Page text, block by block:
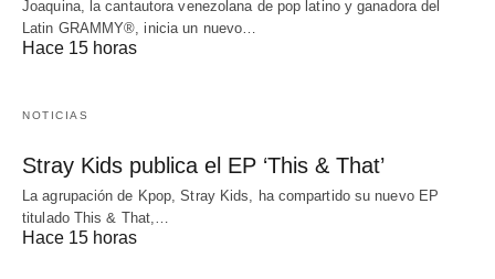
Joaquina, la cantautora venezolana de pop latino y ganadora del
Latin GRAMMY®, inicia un nuevo…
Hace 15 horas
NOTICIAS
Stray Kids publica el EP ‘This & That’
La agrupación de Kpop, Stray Kids, ha compartido su nuevo EP
titulado This & That,…
Hace 15 horas